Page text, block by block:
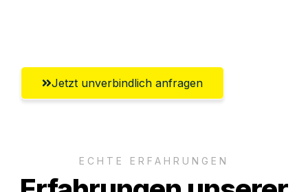
Jetzt unverbindlich anfragen
ECHTE ERFAHRUNGEN